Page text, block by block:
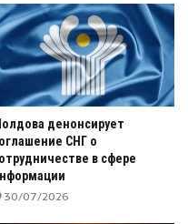
денонсирует
СНГ о
в сфере
30/07/2026